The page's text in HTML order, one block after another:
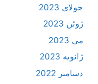
جولای 2023
ژوئن 2023
می 2023
ژانویه 2023
دسامبر 2022